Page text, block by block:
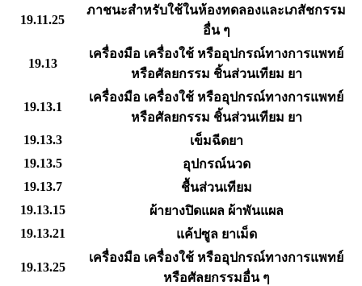
19.11.25
ภาชนะสำหรับใช้ในห้องทดลองและเภสัชกรรม
อื่น ๆ
19.13
เครื่องมือ เครื่องใช้ หรืออุปกรณ์ทางการแพทย์
หรือศัลยกรรม ชิ้นส่วนเทียม ยา
19.13.1
เครื่องมือ เครื่องใช้ หรืออุปกรณ์ทางการแพทย์
หรือศัลยกรรม ชิ้นส่วนเทียม ยา
19.13.3
เข็มฉีดยา
19.13.5
อุปกรณ์นวด
19.13.7
ชื้นส่วนเทียม
19.13.15
ผ้ายางปิดแผล ผ้าพันแผล
19.13.21
แค้ปซูล ยาเม็ด
19.13.25
เครื่องมือ เครื่องใช้ หรืออุปกรณ์ทางการแพทย์
หรือศัลยกรรมอื่น ๆ